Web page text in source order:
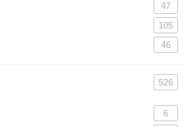
47
105
46
526
6